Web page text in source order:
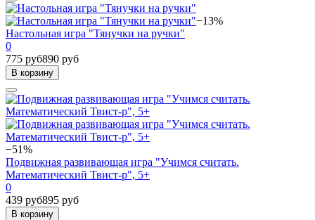
−13%
Настольная игра "Тянучки на ручки"
0
775 руб890 руб
В корзину
−51%
Подвижная развивающая игра "Учимся считать.
Математический Твист-р", 5+
0
439 руб895 руб
В корзину